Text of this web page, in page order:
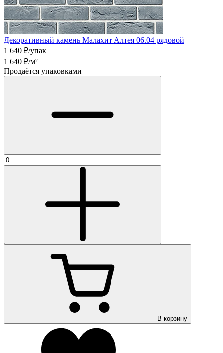
Декоративный камень Малахит Алтея 06.04 рядовой
1 640 ₽/упак
1 640 ₽/м²
Продаётся упаковками
В корзину